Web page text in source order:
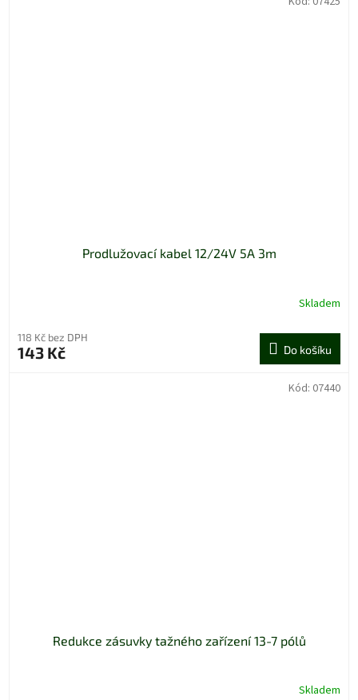
Prodlužovací kabel 12/24V 5A 3m
Skladem
118 Kč bez DPH
143 Kč Do košíku
Redukce zásuvky tažného zařízení 13-7 pólů
Skladem
Kód: 07440